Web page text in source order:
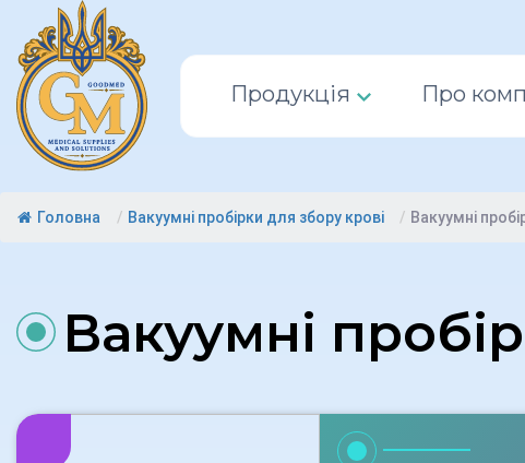
Продукція Про
Головна / Вакуумні пробірки для збору крові / Вакуумні
Вакуумні